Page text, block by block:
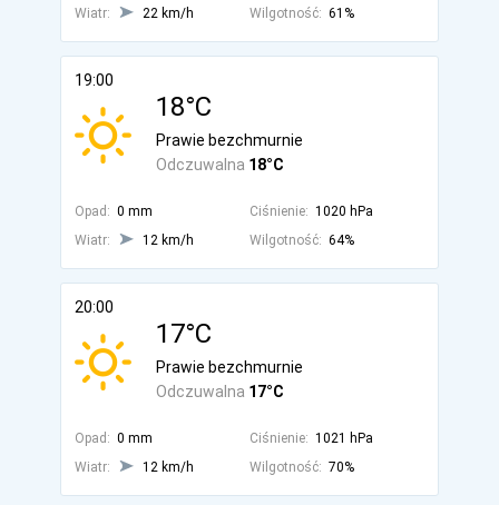
Wiatr:
22 km/h Wilgotność: 61%
19:00
18°C
Odczuwalna 18°C
Prawie bezchmurnie
Opad: 0 mm Ciśnienie: 1020 hPa
Wiatr:
12 km/h Wilgotność: 64%
20:00
17°C
Odczuwalna 17°C
Prawie bezchmurnie
Opad: 0 mm Ciśnienie: 1021 hPa
Wiatr:
12 km/h Wilgotność: 70%